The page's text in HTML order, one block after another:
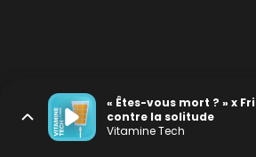
« Êtes-vous mort ? » x
contre la solitude
Vitamine Tech